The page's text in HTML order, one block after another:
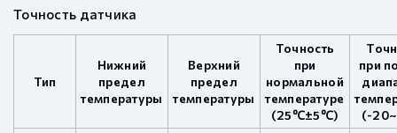
Точность датчика
Тип
Нижний
предел
температуры
Верхний
предел
температуры
Точность
при
нормальной
температуре
(25℃±5℃)
при
(-